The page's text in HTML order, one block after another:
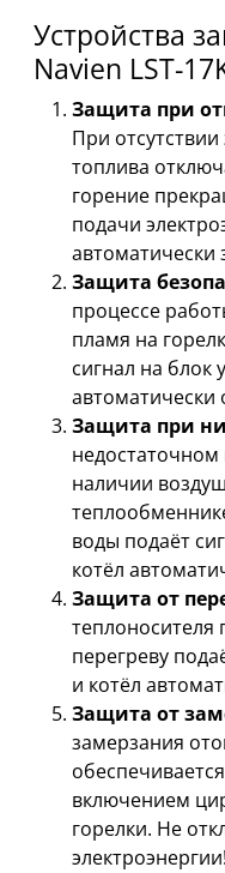
Устройства
Navien LST-
Защита при
При
топлива
горение
подачи
автоматически
Защита
процессе
пламя на
сигнал на блок
автоматически
Защита при
недостаточном
наличии
воды подаёт
котёл
Защита от
теплоносителя
перегреву
и котёл
Защита от
замерзания
включением
горелки. Не
электроэнергии!